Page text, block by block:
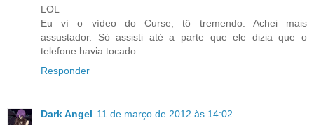
LOL
Eu ví o vídeo do Curse, tô tremendo. Achei mais
assustador. Só assisti até a parte que ele dizia que o
telefone havia tocado
Responder
Dark Angel 11 de março de 2012 às 14:02